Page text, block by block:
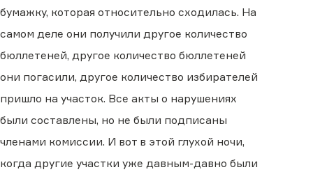
бумажку, которая относительно сходилась. На
самом деле они получили другое количество
бюллетеней, другое количество бюллетеней
они погасили, другое количество избирателей
пришло на участок. Все акты о нарушениях
были составлены, но не были подписаны
членами комиссии. И вот в этой глухой ночи,
когда другие участки уже давным-давно были